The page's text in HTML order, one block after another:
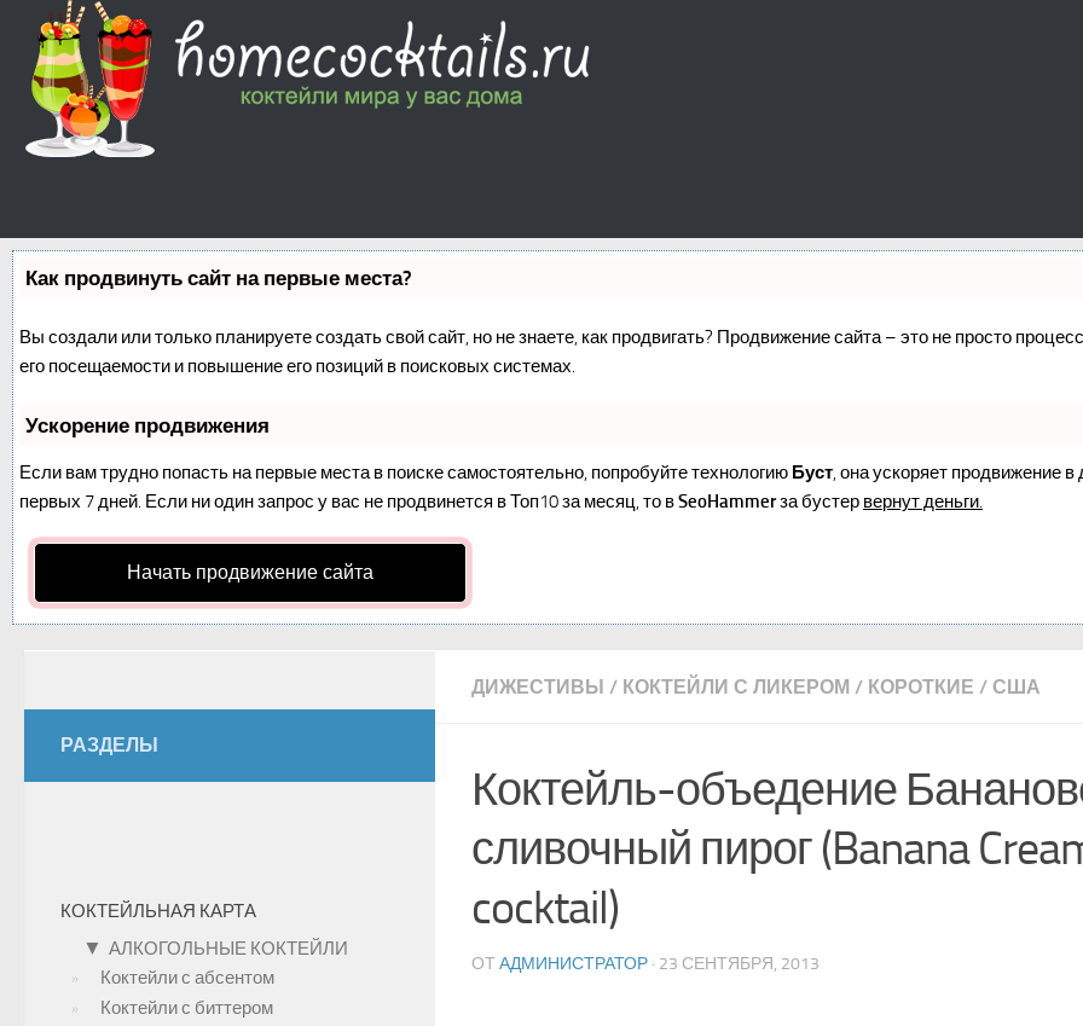
Как продвинуть сайт на первые места?
Вы создали или только планируете создать свой сайт, но не знаете, как продвигать? Продвижение сайта – это не просто
его посещаемости и повышение его позиций в поисковых системах.
Ускорение продвижения
Если вам трудно попасть на первые места в поиске самостоятельно, попробуйте технологию Буст, она ускоряет продвижение
первых 7 дней. Если ни один запрос у вас не продвинется в Топ10 за месяц, то вSeoHammerза бустер вернут деньги.
Начать продвижение сайта
ДИЖЕСТИВЫ / КОКТЕЙЛИ С ЛИКЕРОМ / КОРОТКИЕ / США
Коктейль-объедение
сливочный пирог (Banana
cocktail)
ОТ АДМИНИСТРАТОР · 23 СЕНТЯБРЯ, 2013
РАЗДЕЛЫ
КОКТЕЙЛЬНАЯ КАРТА
▼ АЛКОГОЛЬНЫЕ КОКТЕЙЛИ
Коктейли с абсентом
Коктейли с биттером